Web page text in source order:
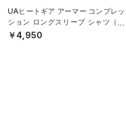
UAヒートギア アーマー コンプレッ
ション ロングスリーブ シャツ（ト
レーニング/MEN）
￥4,950